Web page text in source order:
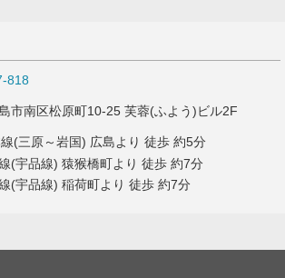
818
市南区松原町10-25 芙蓉(ふよう)ビル2F
(三原～岩国) 広島より 徒歩 約5分
(宇品線) 猿猴橋町より 徒歩 約7分
(宇品線) 稲荷町より 徒歩 約7分